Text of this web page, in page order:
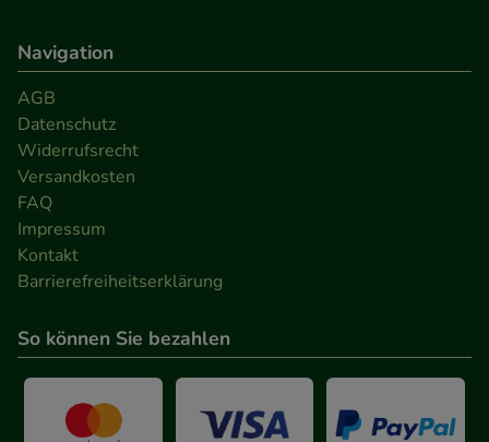
zu gestalten. Bitte beachten Sie, dass Daten hierfür
teilweise an Dritte wie z.B. Google oder soziale
Medien übertragen werden.
Navigation
AGB
Datenschutz
Widerrufsrecht
Versandkosten
FAQ
Impressum
Kontakt
Barrierefreiheitserklärung
So können Sie bezahlen